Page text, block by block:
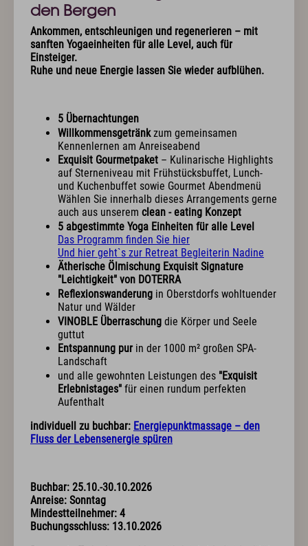
Exquisit Business - Tagen & Feiern
Kulinarik & Genuss
Frühstück im Hotel
Bar & Weinkeller
Events
Feiern & Hochzeiten
Wellness & Spa
Philosophie
Übersichtsplan & Öffnungszeiten
Spa Bereich
Spa Anwendungen
Ruheoasen
Exquisit Garten
Sport & Aktiv
Golf mit Ausblick
Aktivprogramm inklusive
Fahrradverleih
Tennis
Indoor Fitness
Exquisit Bergwanderwochen 2026
Wintersport
Eventkalender
Exquisit Eisgala
Allgäuer Abend
Musik im Hotel
den Bergen
Ankommen, entschleunigen und regenerieren – mit
sanften Yogaeinheiten für alle Level, auch für
Einsteiger.
Ruhe und neue Energie lassen Sie wieder aufblühen.
5 Übernachtungen
Willkommensgetränkzum gemeinsamen
Kennenlernen am Anreiseabend
Exquisit Gourmetpaket – Kulinarische Highlights
auf Sterneniveau mit Frühstücksbuffet, Lunch-
und Kuchenbuffet sowie Gourmet Abendmenü
Wählen Sie innerhalb dieses Arrangements gerne
auch aus unserem clean - eating Konzept
5 abgestimmte Yoga Einheiten für alle Level
Das Programm finden Sie hier
Und hier geht`s zur Retreat Begleiterin Nadine
Ätherische Ölmischung Exquisit Signature
"Leichtigkeit" von DOTERRA
Reflexionswanderung in Oberstdorfs wohltuender
Natur und Wälder
VINOBLE Überraschung die Körper und Seele
guttut
Entspannung purin der 1000 m² großen SPA-
Landschaft
und alle gewohnten Leistungen des "Exquisit
Erlebnistages" für einen rundum perfekten
Aufenthalt
individuell zu buchbar: Energiepunktmassage – den
Fluss der Lebensenergie spüren
Buchbar: 25.10.-30.10.2026
Anreise: Sonntag
Mindestteilnehmer: 4
Buchungsschluss: 13.10.2026